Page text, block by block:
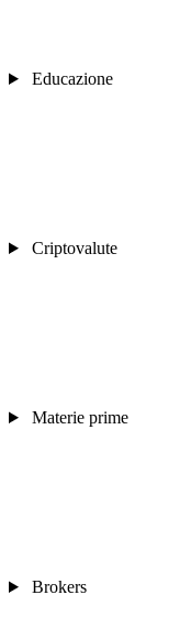
Educazione
Criptovalute
Materie prime
Brokers